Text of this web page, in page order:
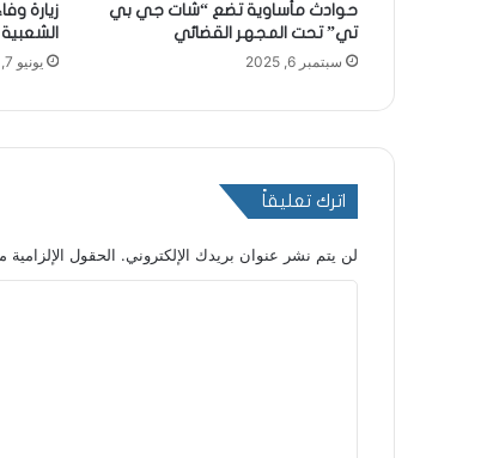
حوادث مأساوية تضع “شات جي بي
تي” تحت المجهر القضائي
سبتمبر 6, 2025
زيارة
الشعبية
يونيو 7, 2025
اترك تعليقاً
لن يتم نشر عنوان بريدك الإلكتروني. الحقول الإلزامية